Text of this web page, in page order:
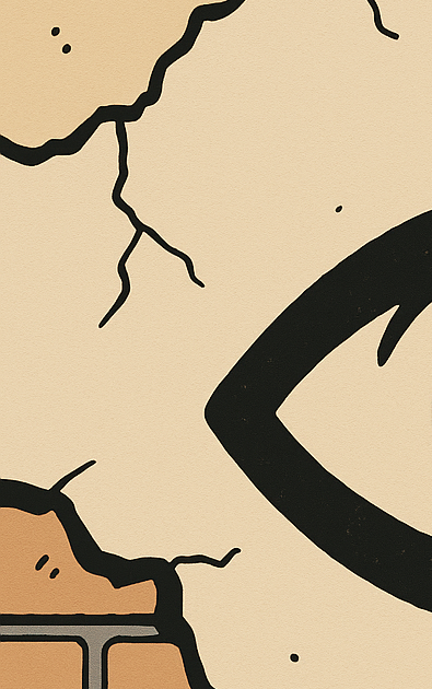
È MORTO MELO FRENI,
Antonio Marino 4 Agosto 2026
Cultura e Società
A casa Freni, a pochi passi dal
CONTINUA A LEGGERE
Condividi: